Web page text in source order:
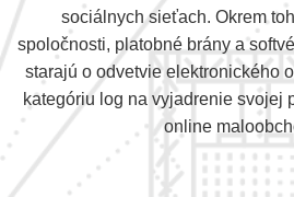
sociálnych sieťach. Okrem
spoločnosti, platobné brány a
starajú o odvetvie elektronického
kategóriu log na vyjadrenie svojej
online